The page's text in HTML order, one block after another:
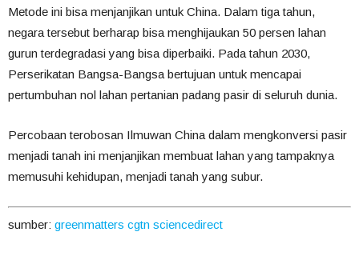
Metode ini bisa menjanjikan untuk China. Dalam tiga tahun,
negara tersebut berharap bisa menghijaukan 50 persen lahan
gurun terdegradasi yang bisa diperbaiki. Pada tahun 2030,
Perserikatan Bangsa-Bangsa bertujuan untuk mencapai
pertumbuhan nol lahan pertanian padang pasir di seluruh dunia.
Percobaan terobosan Ilmuwan China dalam mengkonversi pasir
menjadi tanah ini menjanjikan membuat lahan yang tampaknya
memusuhi kehidupan, menjadi tanah yang subur.
sumber: greenmatters cgtn sciencedirect